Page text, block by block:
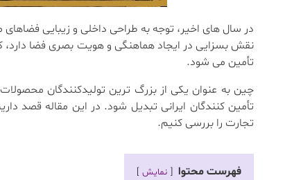
در سال های اخیر، توجه به طراحی داخلی و زیبایی
نقش بسزایی در ایجاد هماهنگی و هویت بصری فضا دارد،
تأمین می شود.
چین به عنوان یکی از بزرگ ترین تولیدکنندگان
تأمین کنندگان ایرانی تبدیل شود. در این مقاله قصد
تجارت را بررسی کنیم.
فهرست محتوا نمایش